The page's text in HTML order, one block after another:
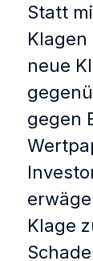
Statt
neue
gegen
Klage